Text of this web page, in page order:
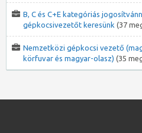
B, C és C+E kategóriás
gépkocsivezetőt keresünk (37
Nemzetközi gépkocsi vezető
körfuvar és magyar-olasz) (35